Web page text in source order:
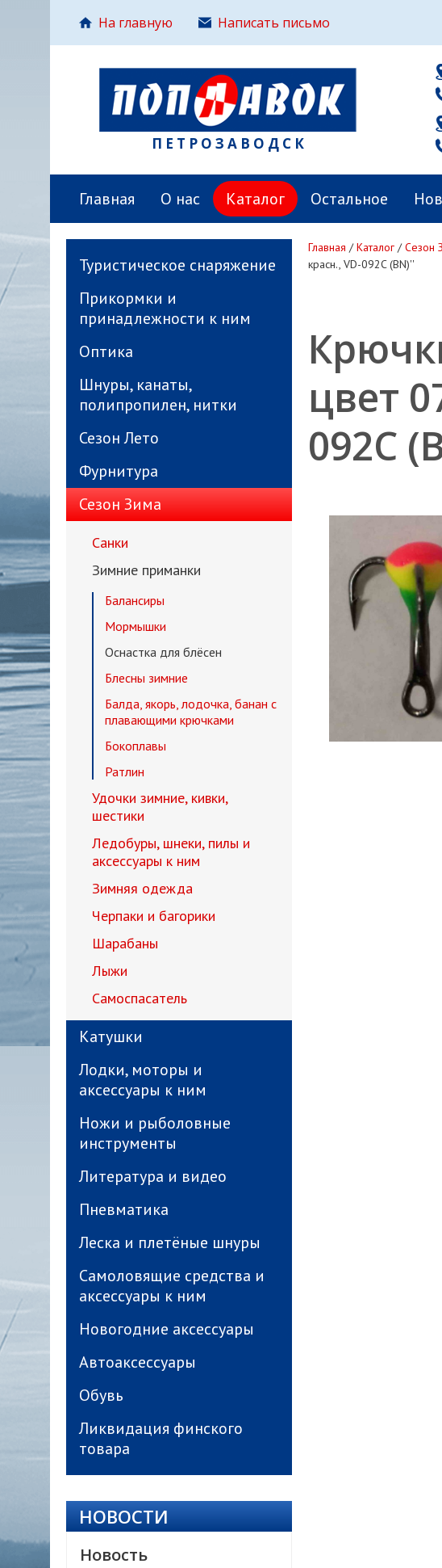
На главную Написать письмо
ПЕТРОЗАВОДСК
Главная О нас Каталог Остальное
Туристическое снаряжение
Прикормки и
принадлежности к ним
Оптика
Шнуры, канаты,
полипропилен, нитки
Сезон Лето
Фурнитура
Сезон Зима
Санки
Зимние приманки
Балансиры
Мормышки
Оснастка для блёсен
Блесны зимние
Балда, якорь, лодочка, банан с
плавающими крючками
Бокоплавы
Ратлин
Удочки зимние, кивки,
шестики
Ледобуры, шнеки, пилы и
аксессуары к ним
Зимняя одежда
Черпаки и багорики
Шарабаны
Лыжи
Самоспасатель
Катушки
Лодки, моторы и
аксессуары к ним
Ножи и рыболовные
инструменты
Литература и видео
Пневматика
Леска и плетёные шнуры
Самоловящие средства и
аксессуары к ним
Новогодние аксессуары
Автоаксессуары
Обувь
Ликвидация финского
товара
НОВОСТИ
Новость
Главная /Каталог /Сезон
красн., VD-092C (BN)''
цвет
092C